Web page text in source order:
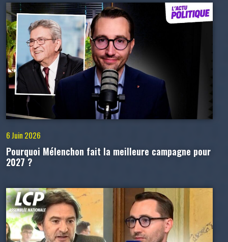
6 Juin 2026
Pourquoi Mélenchon fait la meilleure campagne pour
2027 ?